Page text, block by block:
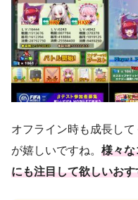
オフライン時も成長し
が嬉しいですね。 様々な
にも注目して欲しいお